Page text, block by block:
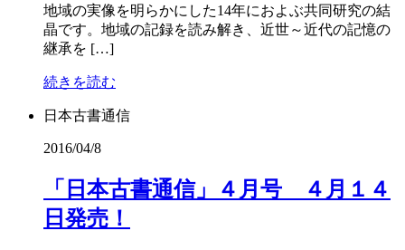
地域の実像を明らかにした14年におよぶ共同研究の結
晶です。地域の記録を読み解き、近世～近代の記憶の
継承を […]
続きを読む
日本古書通信
2016/04/8
「日本古書通信」４月号 ４月１４
日発売！